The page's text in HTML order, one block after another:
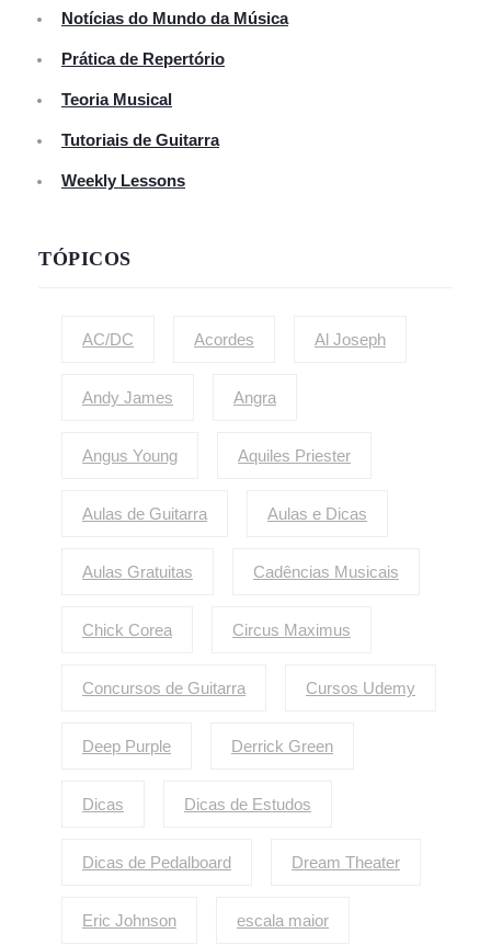
Notícias do Mundo da Música
Prática de Repertório
Teoria Musical
Tutoriais de Guitarra
Weekly Lessons
TÓPICOS
AC/DC Acordes Al Joseph
Andy James Angra
Angus Young Aquiles Priester
Aulas de Guitarra Aulas e Dicas
Aulas Gratuitas Cadências Musicais
Chick Corea Circus Maximus
Concursos de Guitarra Cursos Udemy
Deep Purple Derrick Green
Dicas Dicas de Estudos
Dicas de Pedalboard Dream Theater
Eric Johnson escala maior